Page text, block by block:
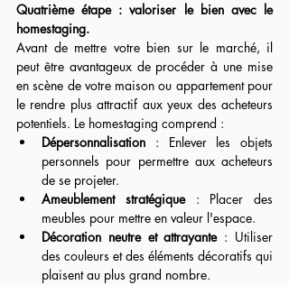
Quatrième étape : valoriser le bien avec le
homestaging.
Avant de mettre votre bien sur le marché, il
peut être avantageux de procéder à une mise
en scène de votre maison ou appartement pour
le rendre plus attractif aux yeux des acheteurs
potentiels. Le homestaging comprend :
Dépersonnalisation : Enlever les objets
personnels pour permettre aux acheteurs
de se projeter.
Ameublement stratégique : Placer des
meubles pour mettre en valeur l'espace.
Décoration neutre et attrayante : Utiliser
des couleurs et des éléments décoratifs qui
plaisent au plus grand nombre.